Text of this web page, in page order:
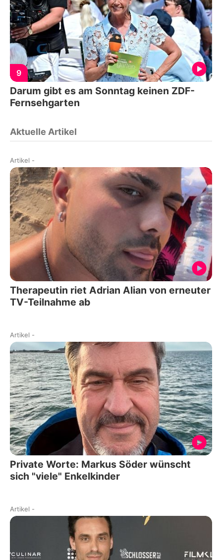
9
Darum gibt es am Sonntag keinen ZDF-
Fernsehgarten
Aktuelle Artikel
Artikel -
Therapeutin riet Adrian Alian von erneuter
TV-Teilnahme ab
Artikel -
Private Worte: Markus Söder wünscht
sich "viele" Enkelkinder
Artikel -